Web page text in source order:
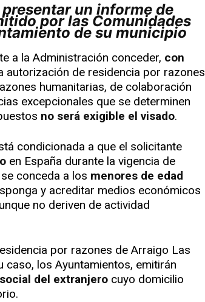
por las Comunidades
de su municipio
a la Administración conceder, con
autorización de residencia por razones
humanitarias, de colaboración
excepcionales que se determinen
no será exigible el visado.
condicionada a que el solicitante
en España durante la vigencia de
conceda a los menores de edad
y acreditar medios económicos
no deriven de actividad
por razones de Arraigo Las
caso, los Ayuntamientos, emitirán
del extranjero cuyo domicilio